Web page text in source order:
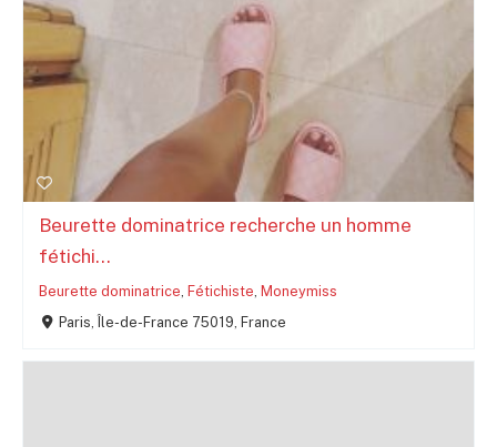
Beurette dominatrice recherche un homme
fétichi...
Beurette dominatrice, Fétichiste, Moneymiss
Paris, Île-de-France 75019, France